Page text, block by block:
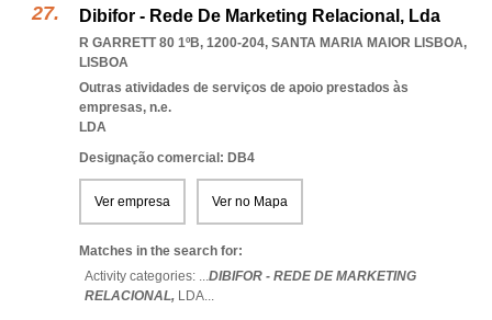
Dibifor - Rede De Marketing Relacional, Lda
R GARRETT 80 1ºB, 1200-204, SANTA MARIA MAIOR LISBOA,
LISBOA
Outras atividades de serviços de apoio prestados às
empresas, n.e.
LDA
Designação comercial: DB4
Ver empresa Ver no Mapa
Matches in the search for:
Activity categories: ...DIBIFOR - REDE DE MARKETING
RELACIONAL, LDA...